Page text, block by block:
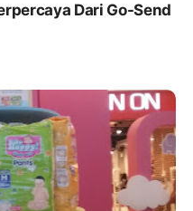
Dari Go-Send